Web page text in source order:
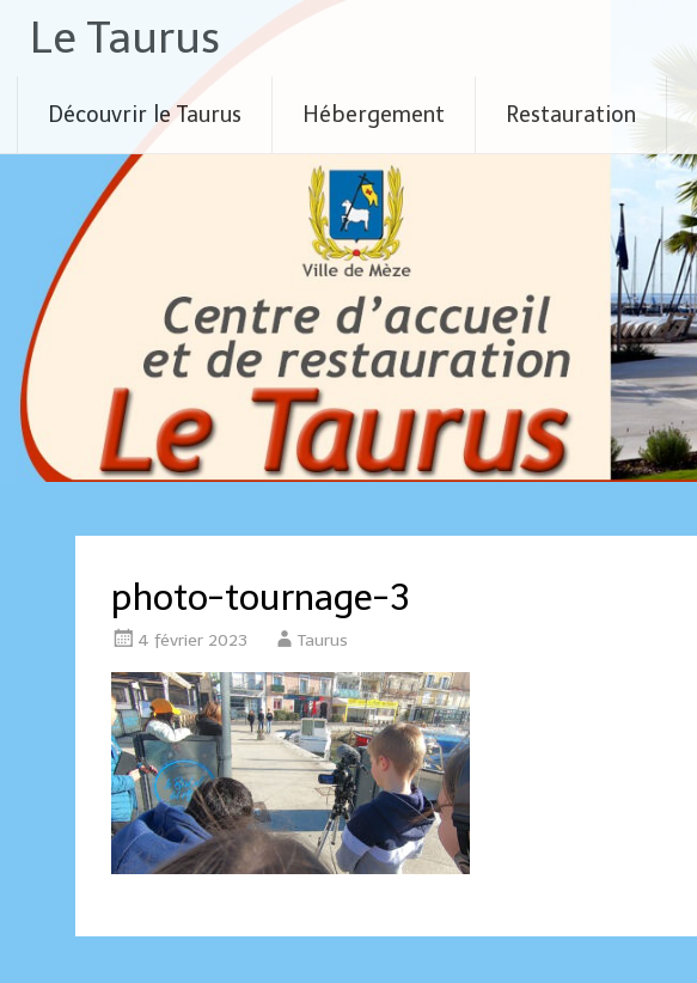
Le Taurus
Découvrir le Taurus Hébergement Restauration
photo-tournage-3
4 février 2023 Taurus